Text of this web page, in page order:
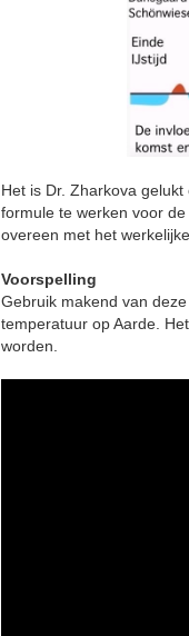
Het is Dr. Zharkova
formule te werken voor
overeen met het
Voorspelling
Gebruik makend van
temperatuur op Aarde.
worden.